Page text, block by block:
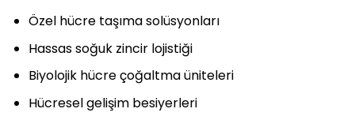
Özel hücre taşıma solüsyonları
Hassas soğuk zincir lojistiği
Biyolojik hücre çoğaltma üniteleri
Hücresel gelişim besiyerleri